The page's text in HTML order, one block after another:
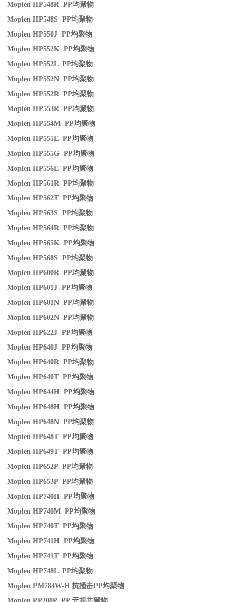
Moplen HP548R PP均聚物
Moplen HP548S PP均聚物
Moplen HP550J PP均聚物
Moplen HP552K PP均聚物
Moplen HP552L PP均聚物
Moplen HP552N PP均聚物
Moplen HP552R PP均聚物
Moplen HP553R PP均聚物
Moplen HP554M PP均聚物
Moplen HP555E PP均聚物
Moplen HP555G PP均聚物
Moplen HP556E PP均聚物
Moplen HP561R PP均聚物
Moplen HP562T PP均聚物
Moplen HP563S PP均聚物
Moplen HP564R PP均聚物
Moplen HP565K PP均聚物
Moplen HP568S PP均聚物
Moplen HP600R PP均聚物
Moplen HP601J PP均聚物
Moplen HP601N PP均聚物
Moplen HP602N PP均聚物
Moplen HP622J PP均聚物
Moplen HP640J PP均聚物
Moplen HP640R PP均聚物
Moplen HP640T PP均聚物
Moplen HP644H PP均聚物
Moplen HP648H PP均聚物
Moplen HP648N PP均聚物
Moplen HP648T PP均聚物
Moplen HP649T PP均聚物
Moplen HP652P PP均聚物
Moplen HP653P PP均聚物
Moplen HP740H PP均聚物
Moplen HP740M PP均聚物
Moplen HP740T PP均聚物
Moplen HP741H PP均聚物
Moplen HP741T PP均聚物
Moplen HP748L PP均聚物
Moplen PM784W-H抗撞击PP均聚物